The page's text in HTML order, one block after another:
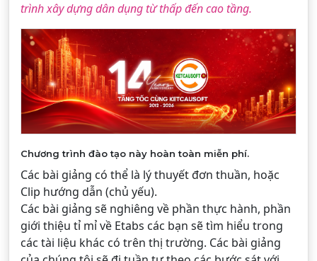
trình xây dựng dân dụng từ thấp đến cao tầng.
Chương trình đào tạo này hoàn toàn miễn phí.
Các bài giảng có thể là lý thuyết đơn thuần, hoặc
Clip hướng dẫn (chủ yếu).
Các bài giảng sẽ nghiêng về phần thực hành, phần
giới thiệu tỉ mỉ về Etabs các bạn sẽ tìm hiểu trong
các tài liệu khác có trên thị trường. Các bài giảng